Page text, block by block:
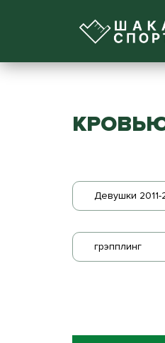
Девушки 2011-
грэпплинг